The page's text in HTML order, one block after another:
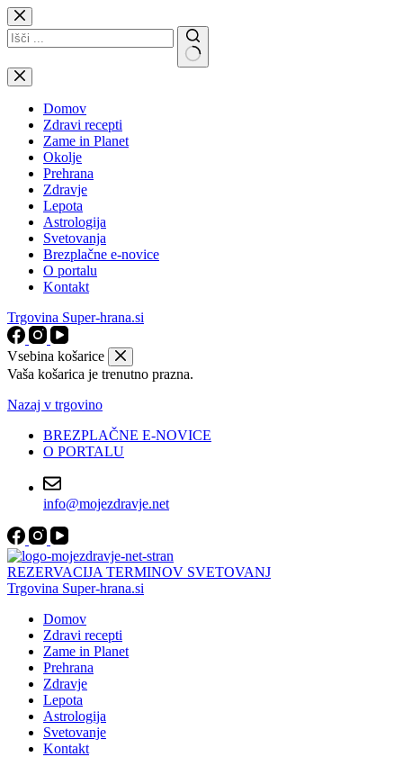
Skip
to
content
No
results
Domov
Zdravi recepti
Zame in Planet
Okolje
Prehrana
Zdravje
Lepota
Astrologija
Svetovanja
Brezplačne e-novice
O portalu
Kontakt
Trgovina Super-hrana.si
Vsebina košarice
Vaša košarica je trenutno prazna.
Nazaj v trgovino
BREZPLAČNE E-NOVICE
O PORTALU
info@mojezdravje.net
REZERVACIJA TERMINOV SVETOVANJ
Trgovina Super-hrana.si
Domov
Zdravi recepti
Zame in Planet
Prehrana
Zdravje
Lepota
Astrologija
Svetovanje
Kontakt